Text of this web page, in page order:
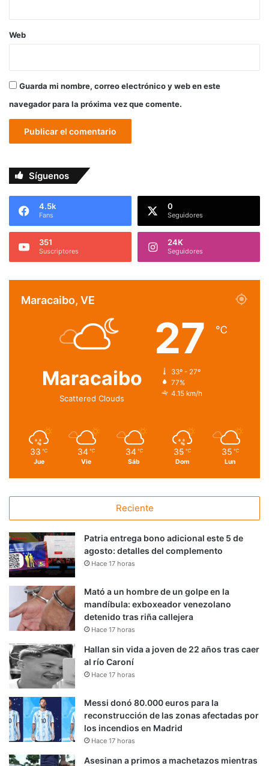
Web
Guarda mi nombre, correo electrónico y web en este
navegador para la próxima vez que comente.
Síguenos
4.5k
Fans
0
Seguidores
351
Suscriptores
24K
Seguidores
Maracaibo, VE
Maracaibo
Scattered Clouds
27 ℃
33º - 27º
77%
4.15 km/h
33 ℃
Jue
34 ℃
Vie
34 ℃
Sáb
35 ℃
Dom
35 ℃
Lun
Reciente
Patria entrega bono adicional este 5 de
agosto: detalles del complemento
Hace 17 horas
Mató a un hombre de un golpe en la
mandíbula: exboxeador venezolano
detenido tras riña callejera
Hace 17 horas
Hallan sin vida a joven de 22 años tras caer
al río Caroní
Hace 17 horas
Messi donó 80.000 euros para la
reconstrucción de las zonas afectadas por
los incendios en Madrid
Hace 17 horas
Asesinan a primos a machetazos mientras